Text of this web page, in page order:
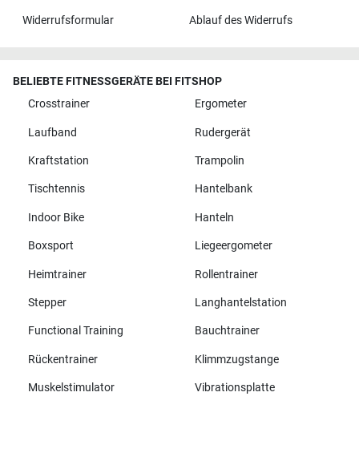
Widerrufsformular Ablauf des Widerrufs
BELIEBTE FITNESSGERÄTE BEI FITSHOP
Crosstrainer
Ergometer
Laufband Rudergerät
Kraftstation Trampolin
Tischtennis Hantelbank
Indoor Bike Hanteln
Boxsport Liegeergometer
Heimtrainer Rollentrainer
Stepper Langhantelstation
Functional Training Bauchtrainer
Rückentrainer Klimmzugstange
Muskelstimulator Vibrationsplatte